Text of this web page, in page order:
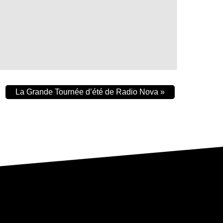
La Grande Tournée d’été de Radio Nova »